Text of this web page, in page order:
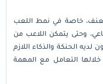
خاصة في نمط اللعب
وحتى يتمكن اللاعب من
لديه الحنكة والذكاء اللازم
التعامل مع المهمة